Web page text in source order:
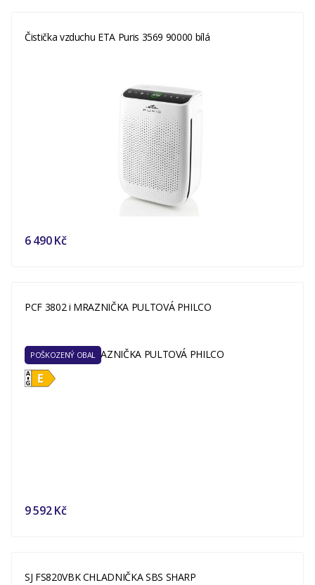
Čistička vzduchu ETA Puris 3569 90000 bílá
6 490 Kč
PCF 3802 i MRAZNIČKA PULTOVÁ PHILCO
POŠKOZENÝ OBAL
9 592 Kč
SJ FS820VBK CHLADNIČKA SBS SHARP